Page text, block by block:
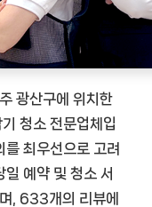
광산구에 위치한
청소 전문업체입
를 최우선으로 고려
일 예약 및 청소 서
, 633개의 리뷰에